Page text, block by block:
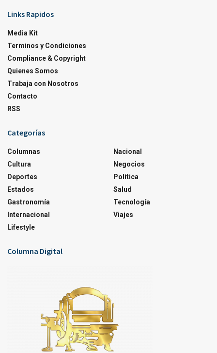
Links Rapidos
Media Kit
Terminos y Condiciones
Compliance & Copyright
Quienes Somos
Trabaja con Nosotros
Contacto
RSS
Categorías
Columnas
Cultura
Deportes
Estados
Gastronomía
Internacional
Lifestyle
Nacional
Negocios
Política
Salud
Tecnología
Viajes
Columna Digital